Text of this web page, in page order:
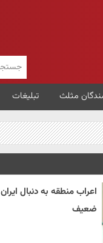
مثلث تبلیغات
اعراب منطقه به دنبال ایران
ضعیف